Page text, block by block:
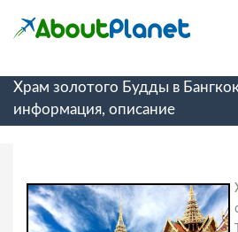
Храм золотого Будды в
информация, описание